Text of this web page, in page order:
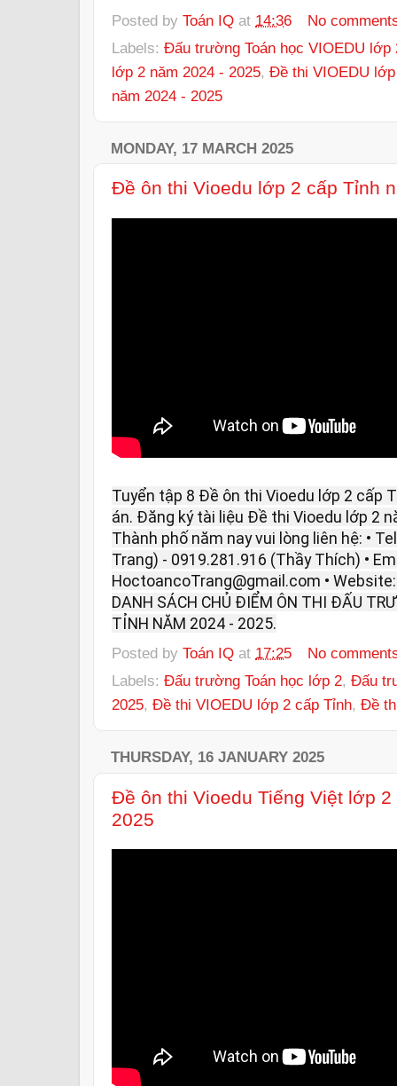
Posted by Toán IQ at 14:36
No
Labels: Đấu trường Toán học VIOEDU lớp
lớp 2 năm 2024 - 2025, Đề thi VIOEDU
năm 2024 - 2025
MONDAY, 17 MARCH 2025
Đề ôn thi Vioedu lớp 2 cấp Tỉnh
Tuyển tập 8 Đề ôn thi Vioedu lớp 2 cấp
án. Đăng ký tài liệu Đề thi Vioedu lớp 2
Thành phố năm nay vui lòng liên hệ: •
Trang) - 0919.281.916 (Thầy Thích) •
HoctoancoTrang@gmail.com •
DANH SÁCH CHỦ ĐIỂM ÔN THI ĐẤU
TỈNH NĂM 2024 - 2025.
Posted by Toán IQ at 17:25
No
Labels: Đấu trường Toán học lớp 2, Đấu
2025, Đề thi VIOEDU lớp 2 cấp Tỉnh, Đề
THURSDAY, 16 JANUARY 2025
Đề ôn thi Vioedu Tiếng Việt lớp
2025